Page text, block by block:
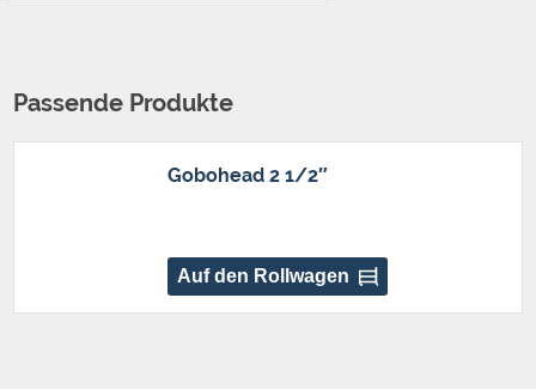
Passende Produkte
Gobohead 2 1/2″
Auf den Rollwagen